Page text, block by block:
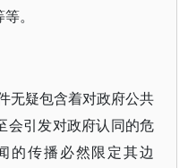
。
无疑包含着对政府公共
会引发对政府认同的危
的传播必然限定其边